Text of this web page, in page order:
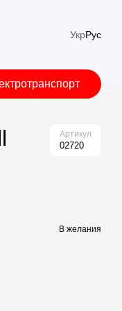
УкрРус
Артикул
02720
В желания